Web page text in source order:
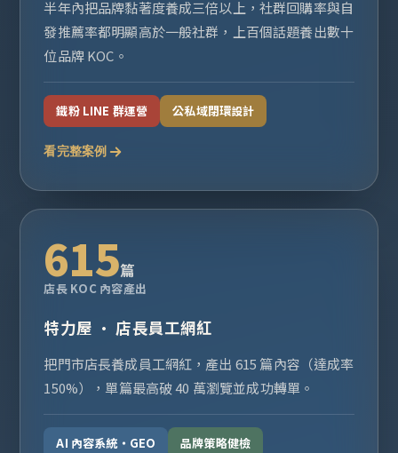
半年內把品牌黏著度養成三倍以上，社群回購率與自
發推薦率都明顯高於一般社群，上百個話題養出數十
位品牌 KOC。
鐵粉 LINE 群運營 公私域閉環設計
看完整案例
615篇
店長 KOC 內容產出
特力屋 · 店長員工網紅
把門市店長養成員工網紅，產出 615 篇內容（達成率
150%），單篇最高破 40 萬瀏覽並成功轉單。
AI 內容系統・GEO 品牌策略健檢